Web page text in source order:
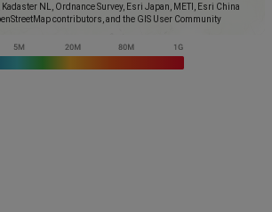
Kadaster NL, Ordnance Survey, Esri Japan, METI, Esri China
contributors, and the GIS User Community